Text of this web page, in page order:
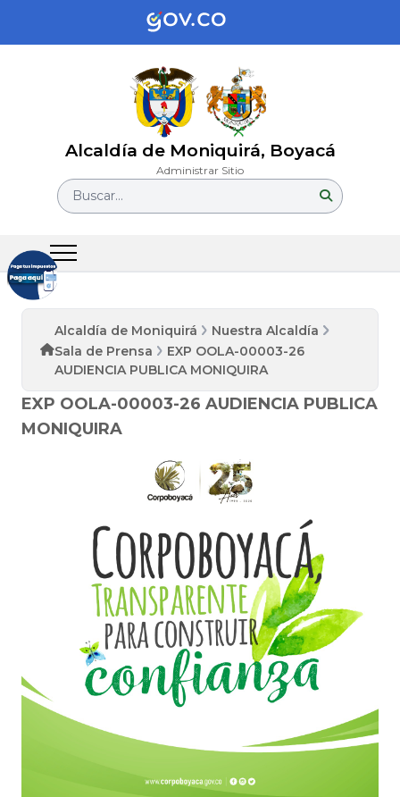
Alcaldía de Moniquirá, Boyacá
Administrar Sitio
Buscar...
Alcaldía de Moniquirá
Nuestra Alcaldía
Sala de Prensa
EXP OOLA-00003-26
AUDIENCIA PUBLICA MONIQUIRA
EXP OOLA-00003-26 AUDIENCIA PUBLICA
MONIQUIRA